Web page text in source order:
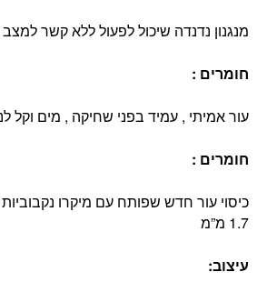
מנגנון נדנדה שיכול לפעול ללא קשר
חומרים :
עור אמיתי , עמיד בפני שחיקה , מים וקל
חומרים :
1.7 מ”מ
עיצוב: